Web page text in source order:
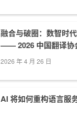
融合与破圈：数智时
—— 2026 中国翻译协
2026 年 4 月 26 日
AI 将如何重构语言服